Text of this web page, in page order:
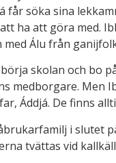
söka sina
ha att göra med.
Álu från
skolan och bo
medborgare. Men
Áddjá. De finns
i slutet
tvättas vid